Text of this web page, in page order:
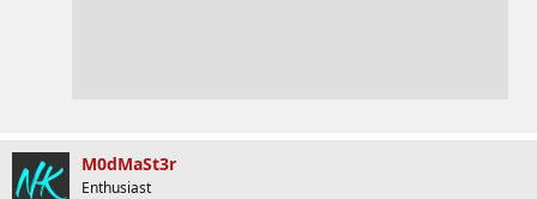
M0dMaSt3r
Enthusiast